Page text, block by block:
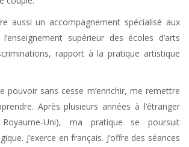
aussi un accompagnement spécialisé aux
l’enseignement supérieur des écoles d’arts
rapport à la pratique artistique
pouvoir sans cesse m’enrichir, me remettre
Après plusieurs années à l’étranger
Royaume-Uni), ma pratique se poursuit
J’exerce en français. J’offre des séances